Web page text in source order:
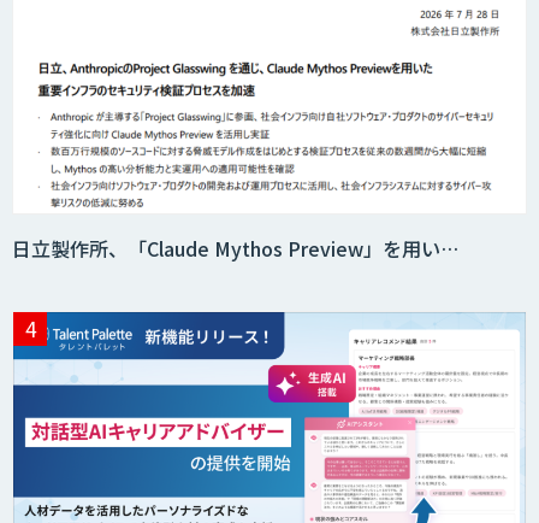
日立製作所、「Claude Mythos Preview」を用い…